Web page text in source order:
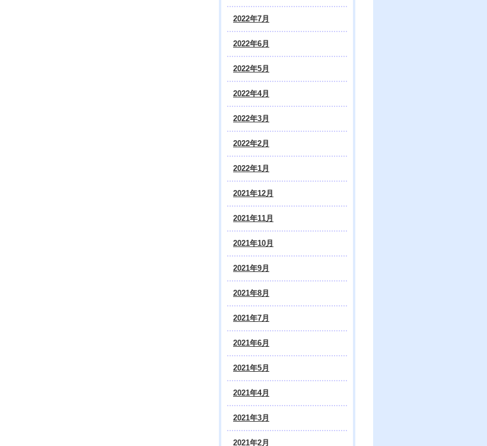
2022年7月
2022年6月
2022年5月
2022年4月
2022年3月
2022年2月
2022年1月
2021年12月
2021年11月
2021年10月
2021年9月
2021年8月
2021年7月
2021年6月
2021年5月
2021年4月
2021年3月
2021年2月